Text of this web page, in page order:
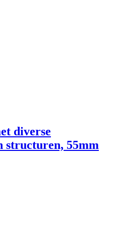
diverse
structuren, 55mm